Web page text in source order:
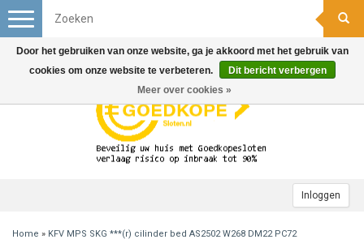
Inloggen
Toggle
navigation
Home » KFV MPS SKG ***(r) cilinder bed AS2502 W268 DM22 PC72
Door het gebruiken van onze website, ga je akkoord met het gebruik van
cookies om onze website te verbeteren.
Dit bericht verbergen
Meer over cookies »